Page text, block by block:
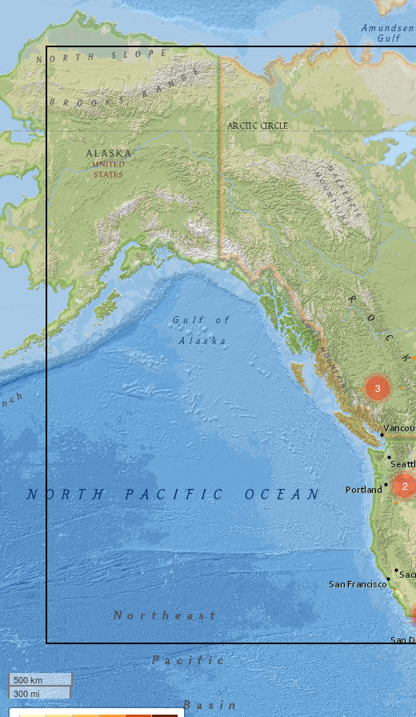
2
3
500 km
300 mi